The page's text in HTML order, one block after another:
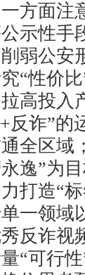
方面注
示性手
弱公安
性价比”
高投入
反诈”的
全区域
逸”为
打造“
一领域
反诈视
可行性”